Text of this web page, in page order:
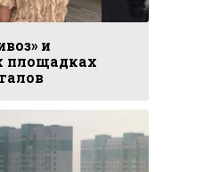
и
площадках